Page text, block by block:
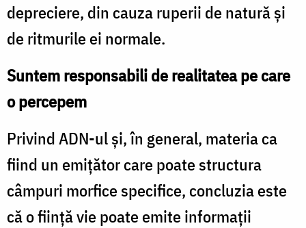
depreciere, din cauza ruperii de natură şi
de ritmurile ei normale.
Suntem responsabili de realitatea pe care
o percepem
Privind ADN-ul şi, în general, materia ca
fiind un emiţător care poate structura
câmpuri morfice specifice, concluzia este
că o fiinţă vie poate emite informaţii